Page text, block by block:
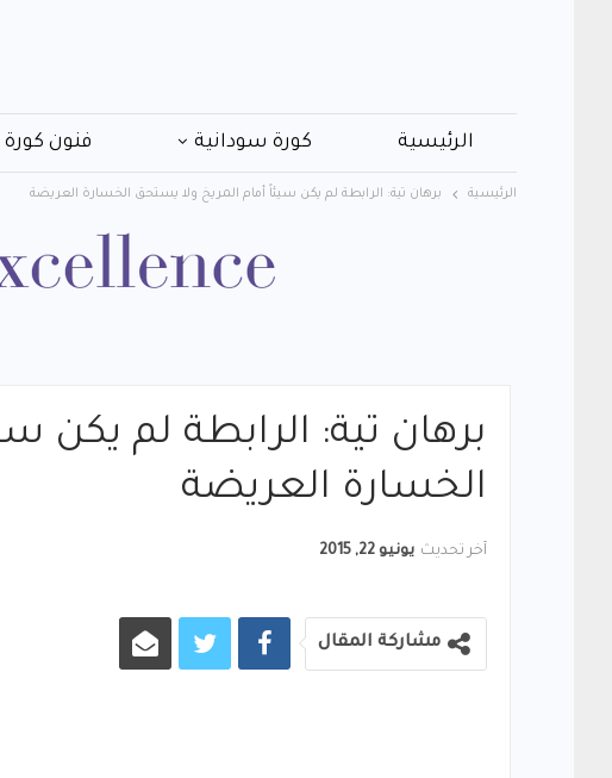
الرئيسية كورة سودانية فنون كورة
الرئيسية برهان تية: الرابطة لم يكن سيئاً أمام المريخ ولا يستحق الخسارة العريضة
برهان تية: الرابطة لم يكن
الخسارة العريضة
آخر تحديث يونيو 22, 2015
مشاركة المقال